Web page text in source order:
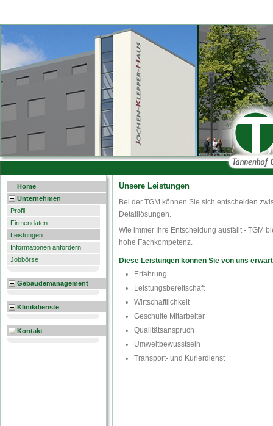
Home
Unternehmen
Profil
Firmendaten
Leistungen
Informationen anfordern
Jobbörse
Gebäudemanagement
Klinikdienste
Kontakt
Unsere Leistungen
Bei der TGM können Sie sich entscheiden
Detaillösungen.
Wie immer Ihre Entscheidung ausfällt - TGM
hohe Fachkompetenz.
Diese Leistungen können Sie von uns
Erfahrung
Leistungsbereitschaft
Wirtschaftlichkeit
Geschulte Mitarbeiter
Qualitätsanspruch
Umweltbewusstsein
Transport- und Kurierdienst